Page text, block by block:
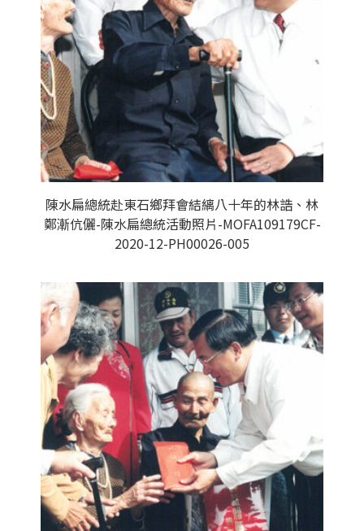
陳水扁總統赴東石鄉拜會結縭八十年的林誥、林
鄭漸伉儷-陳水扁總統活動照片-MOFA109179CF-
2020-12-PH00026-005